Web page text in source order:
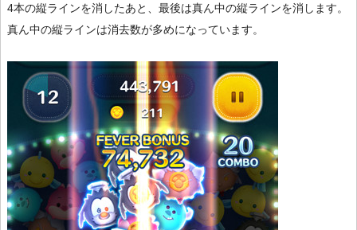
4本の縦ラインを消したあと、最後は真ん中の縦ラインを消します。
真ん中の縦ラインは消去数が多めになっています。